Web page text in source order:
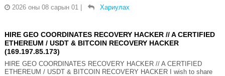
2026 оны 08 сарын 01
Хариулах
HIRE GEO COORDINATES RECOVERY HACKER // A CERTIFIED
ETHEREUM / USDT & BITCOIN RECOVERY HACKER
(169.197.85.173)
HIRE GEO COORDINATES RECOVERY HACKER // A CERTIFIED
ETHEREUM / USDT & BITCOIN RECOVERY HACKER I wish to share